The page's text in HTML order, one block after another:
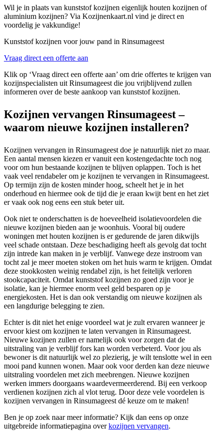
Wil je in plaats van kunststof kozijnen eigenlijk houten kozijnen of
aluminium kozijnen? Via Kozijnenkaart.nl vind je direct en
voordelig je vakkundige!
Kunststof kozijnen voor jouw pand in Rinsumageest
Vraag direct een offerte aan
Klik op ‘Vraag direct een offerte aan’ om drie offertes te krijgen van
kozijnspecialisten uit Rinsumageest die jou vrijblijvend zullen
informeren over de beste aankoop van kunststof kozijnen.
Kozijnen vervangen Rinsumageest –
waarom nieuwe kozijnen installeren?
Kozijnen vervangen in Rinsumageest doe je natuurlijk niet zo maar.
Een aantal mensen kiezen er vanuit een kostengedachte toch nog
voor om hun bestaande kozijnen te blijven oplappen. Toch is het
vaak veel rendabeler om je kozijnen te vervangen in Rinsumageest.
Op termijn zijn de kosten minder hoog, scheelt het je in het
onderhoud en hiermee ook de tijd die je eraan kwijt bent en het ziet
er vaak ook nog eens een stuk beter uit.
Ook niet te onderschatten is de hoeveelheid isolatievoordelen die
nieuwe kozijnen bieden aan je woonhuis. Vooral bij oudere
woningen met houten kozijnen is er gedurende de jaren dikwijls
veel schade ontstaan. Deze beschadiging heeft als gevolg dat tocht
zijn intrede kan maken in je verblijf. Vanwege deze instroom van
tocht zal je meer moeten stoken om het huis warm te krijgen. Omdat
deze stookkosten weinig rendabel zijn, is het feitelijk verloren
stookcapaciteit. Omdat kunststof kozijnen zo goed zijn voor je
isolatie, kan je hiermee enorm veel geld besparen op je
energiekosten. Het is dan ook verstandig om nieuwe kozijnen als
een langdurige belegging te zien.
Echter is dit niet het enige voordeel wat je zult ervaren wanneer je
ervoor kiest om kozijnen te laten vervangen in Rinsumageest.
Nieuwe kozijnen zullen er namelijk ook voor zorgen dat de
uitstraling van je verblijf fors kan worden verbeterd. Voor jou als
bewoner is dit natuurlijk wel zo plezierig, je wilt tenslotte wel in een
mooi pand kunnen wonen. Maar ook voor derden kan deze nieuwe
uitstraling voordelen met zich meebrengen. Nieuwe kozijnen
werken immers doorgaans waardevermeerderend. Bij een verkoop
verdienen kozijnen zich al vlot terug. Door deze vele voordelen is
kozijnen vervangen in Rinsumageest dé keuze om te maken!
Ben je op zoek naar meer informatie? Kijk dan eens op onze
uitgebreide informatiepagina overkozijnen vervangen.